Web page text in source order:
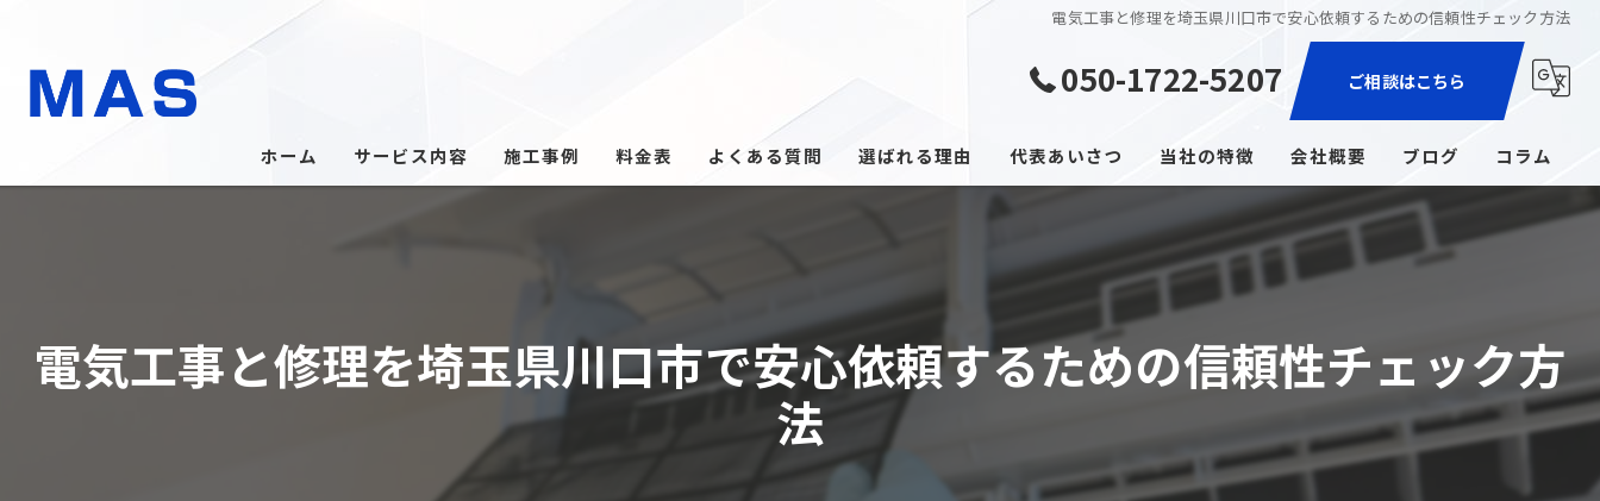
電気工事と修理を埼玉県川口市で安心依頼するための信頼性チェック方法
050-1722-5207 ご相談はこちら
ホーム サービス内容 施工事例 料金表 よくある質問 選ばれる理由 代表あいさつ 当社の特徴
エアコン
コンセント増設
ブレーカー交換
会社概要 ブログ コラム
電気工事と修理を埼玉県川口市で安心依頼するための信頼性チェック方
法